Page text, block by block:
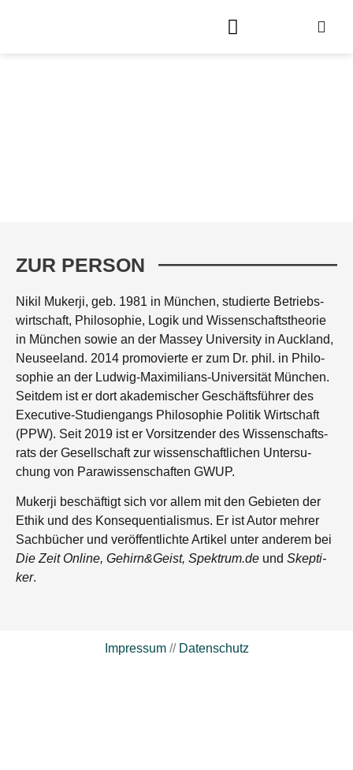
ZUR PERSON
Nikil Muker­ji, geb. 1981 in Mün­chen, stu­dier­te Betriebs­
wirt­schaft, Phi­lo­so­phie, Logik und Wis­sen­schafts­theo­rie
in Mün­chen sowie an der Mas­sey Uni­ver­si­ty in Auck­land,
Neu­see­land. 2014 pro­mo­vier­te er zum Dr. phil. in Phi­lo­
so­phie an der Lud­wig-Maxi­mi­li­ans-Uni­ver­si­tät Mün­chen.
Seit­dem ist er dort aka­de­mi­scher Geschäfts­füh­rer des
Exe­cu­ti­ve-Stu­di­en­gangs Phi­lo­so­phie Poli­tik Wirt­schaft
(PPW). Seit 2019 ist er Vor­sit­zen­der des Wis­sen­schafts­
rats der Gesell­schaft zur wis­sen­schaft­li­chen Unter­su­
chung von Para­wis­sen­schaf­ten GWUP.
Muker­ji beschäf­tigt sich vor allem mit den Gebie­ten der
Ethik und des Kon­se­quen­tia­lis­mus. Er ist Autor meh­rer
Sach­bü­cher und ver­öf­fent­lich­te Arti­kel unter ande­rem bei
Die Zeit Online, Gehirn&Geist, Spektrum.de und Skep­ti­
ker.
Impressum// Datenschutz